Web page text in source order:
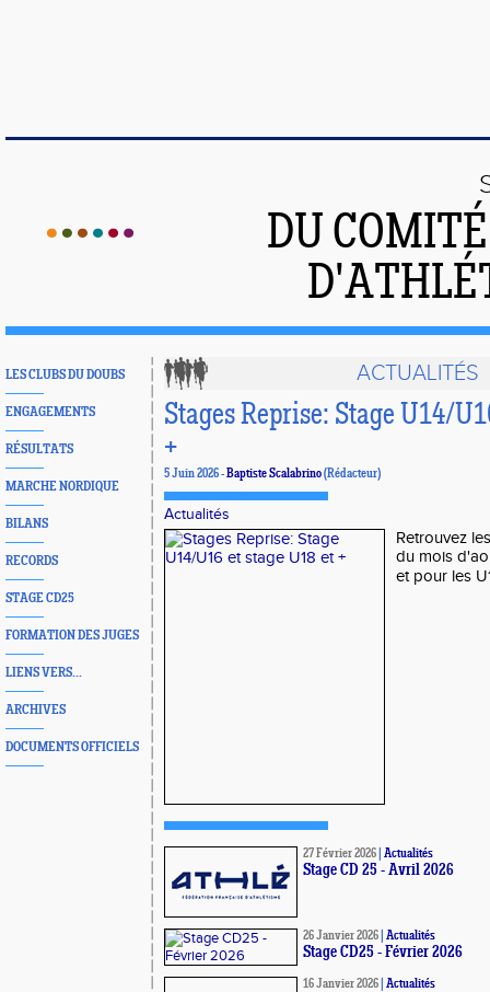
DU
LES CLUBS DU DOUBS
ENGAGEMENTS
RÉSULTATS
MARCHE NORDIQUE
BILANS
RECORDS
STAGE CD25
FORMATION DES JUGES
LIENS VERS...
ARCHIVES
DOCUMENTS OFFICIELS
ACTUALITÉS
Stages Reprise: Stage U14/
+
5 Juin 2026 -Baptiste Scalabrino(Rédacteur)
Actualités
Retrouvez
du mois
et pour les
27 Février 2026 Actualités
Stage CD 25 - Avril 2026
26 Janvier 2026 Actualités
Stage CD25 - Février 2026
16 Janvier 2026 Actualités